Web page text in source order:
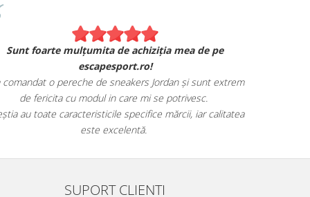
Sunt foarte mulțumita de achiziția mea de pe
escapesport.ro!
comandat o pereche de sneakers Jordan și sunt extrem
de fericita cu modul in care mi se potrivesc.
au toate caracteristicile specifice mărcii, iar calitatea
este excelentă.
SUPORT CLIENTI